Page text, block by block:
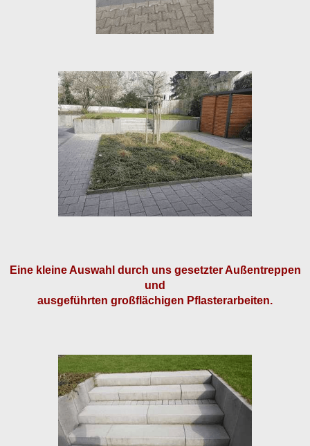
Eine kleine Auswahl durch uns gesetzter Außentreppen
und
ausgeführten großflächigen Pflasterarbeiten.